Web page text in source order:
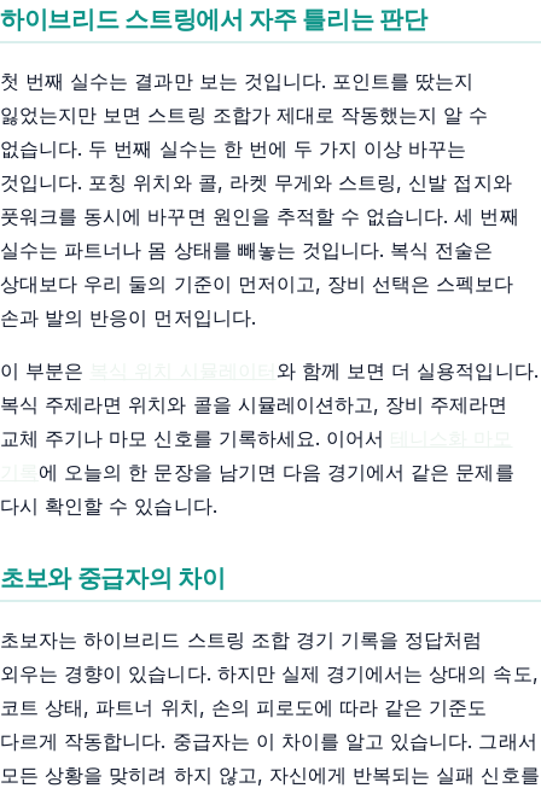
하이브리드 스트링에서 자주 틀리는 판단
첫 번째 실수는 결과만 보는 것입니다. 포인트를 땄는지
잃었는지만 보면 스트링 조합가 제대로 작동했는지 알 수
없습니다. 두 번째 실수는 한 번에 두 가지 이상 바꾸는
것입니다. 포칭 위치와 콜, 라켓 무게와 스트링, 신발 접지와
풋워크를 동시에 바꾸면 원인을 추적할 수 없습니다. 세 번째
실수는 파트너나 몸 상태를 빼놓는 것입니다. 복식 전술은
상대보다 우리 둘의 기준이 먼저이고, 장비 선택은 스펙보다
손과 발의 반응이 먼저입니다.
이 부분은
와 함께 보면 더 실용적입니다.
복식 주제라면 위치와 콜을 시뮬레이션하고, 장비 주제라면
교체 주기나 마모 신호를 기록하세요. 이어서
에 오늘의 한 문장을 남기면 다음 경기에서 같은 문제를
다시 확인할 수 있습니다.
초보와 중급자의 차이
초보자는 하이브리드 스트링 조합 경기 기록을 정답처럼
외우는 경향이 있습니다. 하지만 실제 경기에서는 상대의 속도,
코트 상태, 파트너 위치, 손의 피로도에 따라 같은 기준도
다르게 작동합니다. 중급자는 이 차이를 알고 있습니다. 그래서
모든 상황을 맞히려 하지 않고, 자신에게 반복되는 실패 신호를